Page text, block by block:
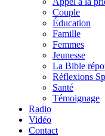
Couple
Éducation
Famille
Femmes
Jeunesse
La Bible
Réflexions
Santé
Témoignage
Radio
Vidéo
Contact